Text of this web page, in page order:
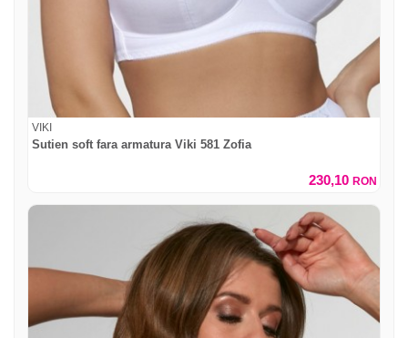
VIKI
Sutien soft fara armatura Viki 581 Zofia
230,10 RON